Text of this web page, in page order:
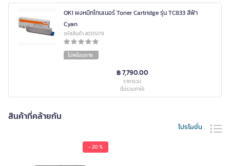
OKI ผงหมึกโทนเนอร์ Toner Cartridge รุ่น TC833 สีฟ้า
Cyan
รหัสสินค้า 4005179
ไม่พร้อมขาย
฿ 7,790.00
ราคารวม
(ไม่รวมภาษี)
สินค้าที่คล้ายกัน
โปรโมชั่น
- 20 %